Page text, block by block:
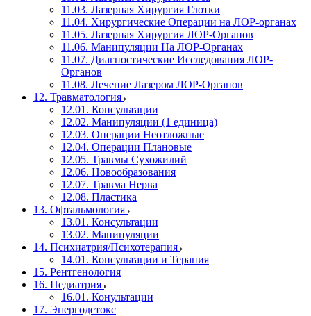
11.03. Лазерная Хирургия Глотки
11.04. Хирургические Операции на ЛОР-органах
11.05. Лазерная Хирургия ЛОР-Органов
11.06. Манипуляции На ЛОР-Органах
11.07. Диагностические Исследования ЛОР-
Органов
11.08. Лечение Лазером ЛОР-Органов
12. Травматология
12.01. Консультации
12.02. Манипуляции (1 единица)
12.03. Операции Неотложные
12.04. Операции Плановые
12.05. Травмы Сухожилий
12.06. Новообразования
12.07. Травма Нерва
12.08. Пластика
13. Офтальмология
13.01. Консультации
13.02. Манипуляции
14. Психиатрия/Психотерапия
14.01. Консультации и Терапия
15. Рентгенология
16. Педиатрия
16.01. Конультации
17. Энергодетокс